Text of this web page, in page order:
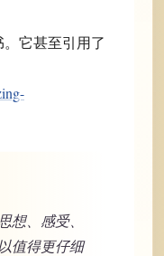
它甚至引用了
想、感受、
值得更仔细